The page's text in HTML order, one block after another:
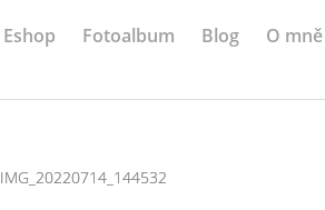
Eshop Fotoalbum Blog O mně
IMG_20220714_144532